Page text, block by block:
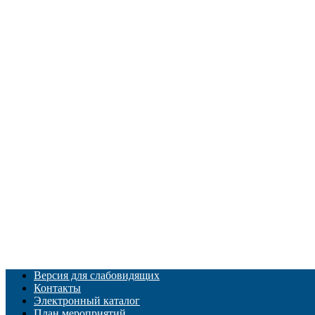
Версия для слабовидящих
Контакты
Электронный каталог